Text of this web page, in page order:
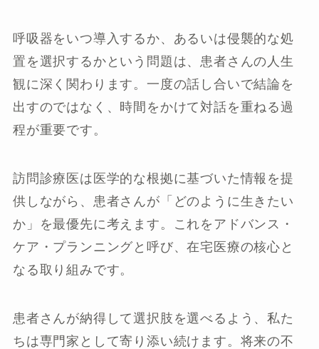
呼吸器をいつ導入するか、あるいは侵襲的な処
置を選択するかという問題は、患者さんの人生
観に深く関わります。一度の話し合いで結論を
出すのではなく、時間をかけて対話を重ねる過
程が重要です。
訪問診療医は医学的な根拠に基づいた情報を提
供しながら、患者さんが「どのように生きたい
か」を最優先に考えます。これをアドバンス・
ケア・プランニングと呼び、在宅医療の核心と
なる取り組みです。
患者さんが納得して選択肢を選べるよう、私た
ちは専門家として寄り添い続けます。将来の不